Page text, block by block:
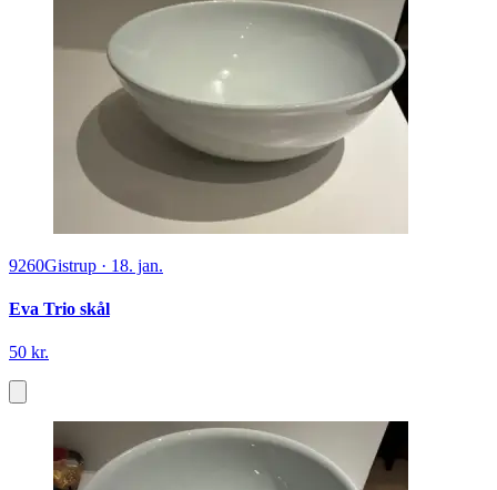
9260Gistrup · 18. jan.
Eva Trio skål
50 kr.